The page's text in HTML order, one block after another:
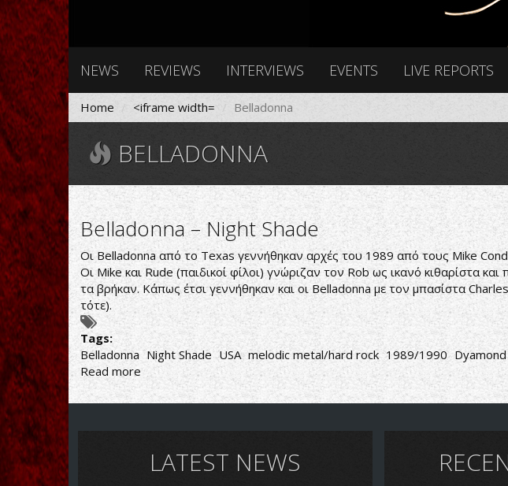
NEWS REVIEWS INTERVIEWS EVENTS LIVE REPORTS
Home <iframe width= Belladonna
BELLADONNA
Belladonna – Night Shade
Οι Belladonna από το Texas γεννήθηκαν αρχές του 1989 από τους Mike
Οι Mike και Rude (παιδικοί φίλοι) γνώριζαν τον Rob ως ικανό κιθαρίστα
τα βρήκαν. Κάπως έτσι γεννήθηκαν και οι Belladonna με τον μπασίστα
τότε).
Tags:
Belladonna Night Shade USA melodic metal/hard rock 1989/1990
Read more about
Belladonna
–
LATEST NEWS